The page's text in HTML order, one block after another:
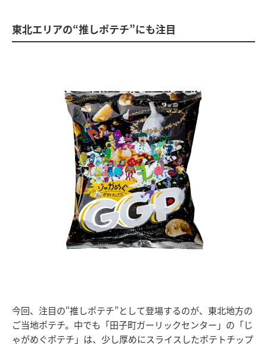
東北エリアの“推しポテチ”にも注目
今回、注目の“推しポテチ”として登場するのが、東北地方の
ご当地ポテチ。中でも「田子町ガーリックセンター」の「じ
ゃがめぐポテチ」は、少し厚めにスライスしたポテトチップ